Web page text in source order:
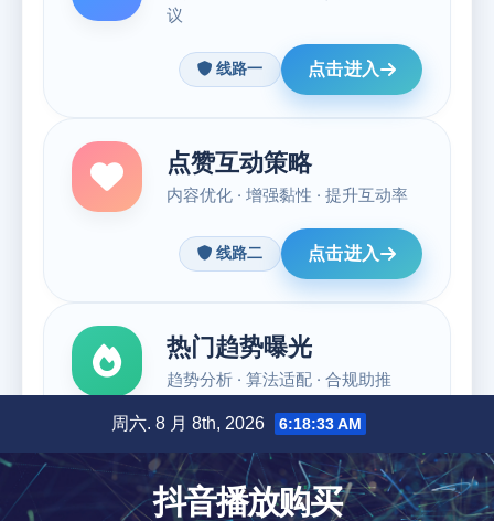
容
周六. 8 月 8th, 2026 6:18:34 AM
抖音播放购买